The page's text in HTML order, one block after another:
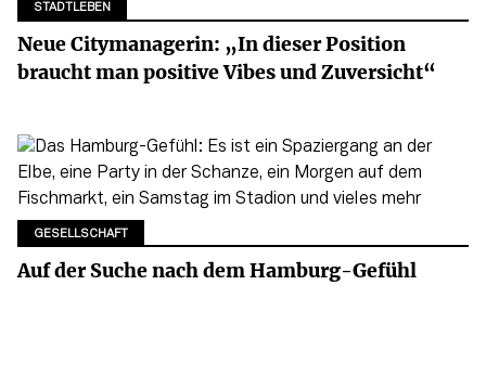
STADTLEBEN
Neue Citymanagerin: „In dieser Position
braucht man positive Vibes und Zuversicht“
GESELLSCHAFT
Auf der Suche nach dem Hamburg-Gefühl